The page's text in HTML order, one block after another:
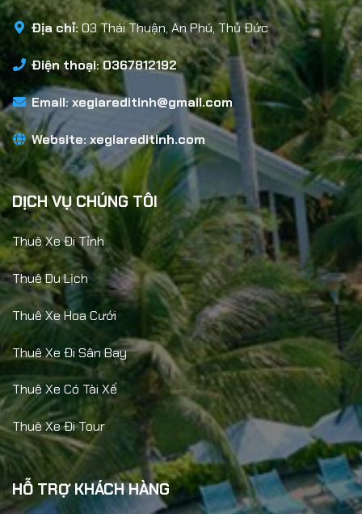
Địa chỉ:03 Thái Thuận, An Phú, Thủ Đức
Điện thoại: 0367812192
Email: xegiareditinh@gmail.com
Website: xegiareditinh.com
DỊCH VỤ CHÚNG TÔI
Thuê Xe Đi Tỉnh
Thuê Du Lịch
Thuê Xe Hoa Cưới
Thuê Xe Đi Sân Bay
Thuê Xe Có Tài Xế
Thuê Xe Đi Tour
HỖ TRỢ KHÁCH HÀNG